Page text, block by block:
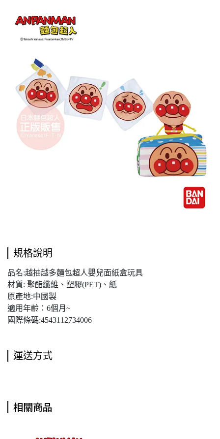
規格說明
品名:越抽越多麵包超人嬰兒面紙盒玩具
材質: 聚酯纖維、塑膠(PET)、紙
原產地:中國製
適用年齡：6個月~
國際條碼:4543112734006
運送方式
相關商品